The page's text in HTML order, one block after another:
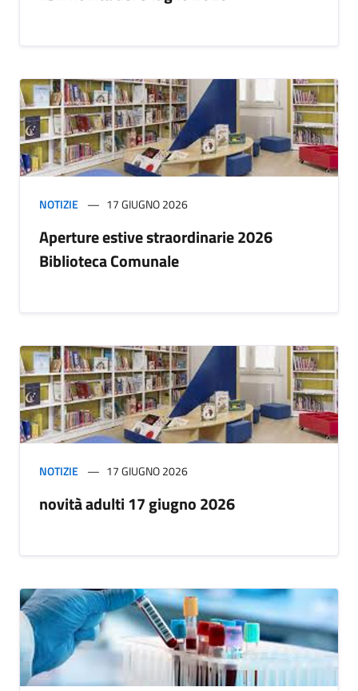
NOTIZIE 17 GIUGNO 2026
Aperture estive straordinarie 2026
Biblioteca Comunale
NOTIZIE 17 GIUGNO 2026
novità adulti 17 giugno 2026